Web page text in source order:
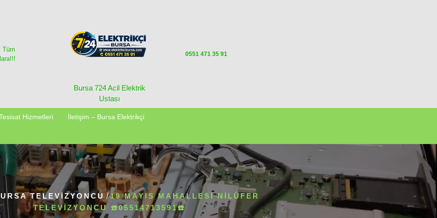
Tüm
Bursa 724 Acil Elektrik
Ustası
0551 471 35 91
Hizmetleri İletişim – Bursa Elektrikçi
TELEVIZYONCU/19 MAYIS MAHALLESI NILÜFER
TELEVIZYONCU ☎️05514713591☎️